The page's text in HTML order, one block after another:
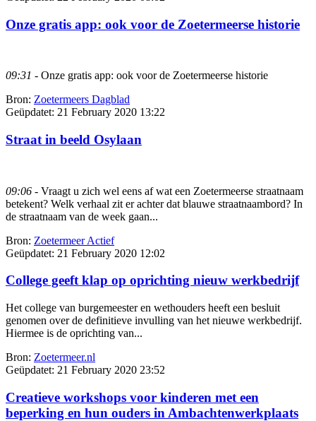
Onze gratis app: ook voor de Zoetermeerse historie
09:31 - Onze gratis app: ook voor de Zoetermeerse historie
Bron: Zoetermeers Dagblad
Geüpdatet: 21 February 2020 13:22
Straat in beeld Osylaan
09:06 - Vraagt u zich wel eens af wat een Zoetermeerse straatnaam
betekent? Welk verhaal zit er achter dat blauwe straatnaambord? In
de straatnaam van de week gaan...
Bron: Zoetermeer Actief
Geüpdatet: 21 February 2020 12:02
College geeft klap op oprichting nieuw werkbedrijf
Het college van burgemeester en wethouders heeft een besluit
genomen over de definitieve invulling van het nieuwe werkbedrijf.
Hiermee is de oprichting van...
Bron: Zoetermeer.nl
Geüpdatet: 21 February 2020 23:52
Creatieve workshops voor kinderen met een
beperking en hun ouders in Ambachtenwerkplaats